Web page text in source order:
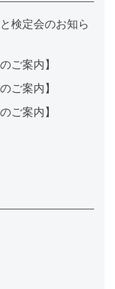
検定会のお知ら
ご案内】
ご案内】
ご案内】